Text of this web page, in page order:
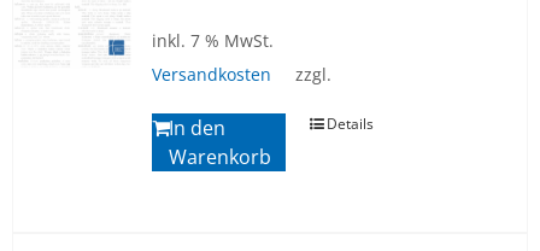
inkl. 7 % MwSt.
zzgl.
Versandkosten
In den
Warenkorb
Details